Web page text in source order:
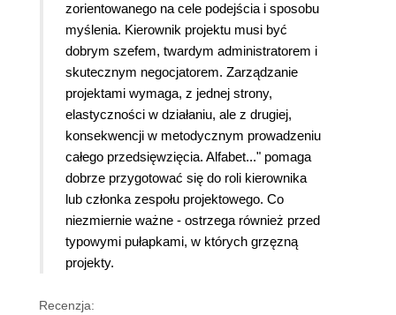
zorientowanego na cele podejścia i sposobu
myślenia. Kierownik projektu musi być
dobrym szefem, twardym administratorem i
skutecznym negocjatorem. Zarządzanie
projektami wymaga, z jednej strony,
elastyczności w działaniu, ale z drugiej,
konsekwencji w metodycznym prowadzeniu
całego przedsięwzięcia. Alfabet..." pomaga
dobrze przygotować się do roli kierownika
lub członka zespołu projektowego. Co
niezmiernie ważne - ostrzega również przed
typowymi pułapkami, w których grzęzną
projekty.
Recenzja: